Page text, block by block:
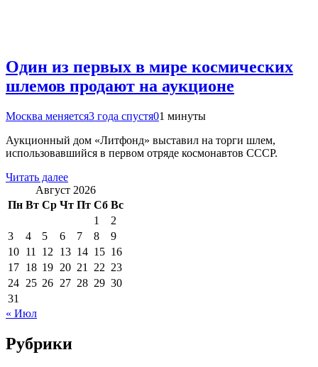
Один из первых в мире космических
шлемов продают на аукционе
Москва меняется3 года спустя01 минуты
Аукционный дом «Литфонд» выставил на торги шлем,
использовавшийся в первом отряде космонавтов СССР.
Читать далее
Август 2026
Пн Вт Ср Чт Пт Сб Вс
1
2
3
4 5 6 7 8
9
10 11 12 13 14 15 16
17 18 19 20 21 22 23
24 25 26 27 28 29 30
31
« Июл
Рубрики